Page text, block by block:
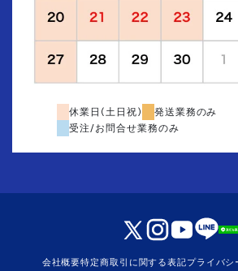
休業日(土日祝)
発送業務のみ
受注/お問合せ業務のみ
会社概要特定商取引に関する表記プライバシ